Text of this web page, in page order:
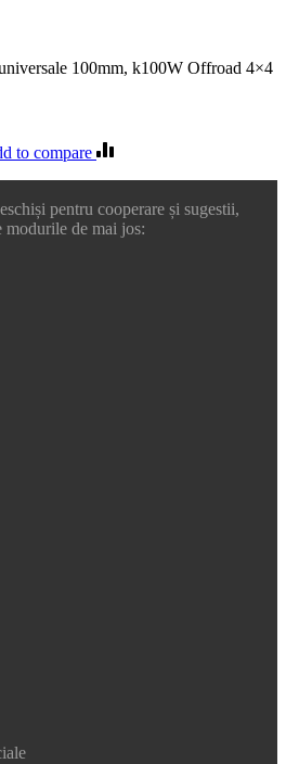
100mm, k100W Offroad 4×4
to compare
pentru cooperare și sugestii,
de mai jos: